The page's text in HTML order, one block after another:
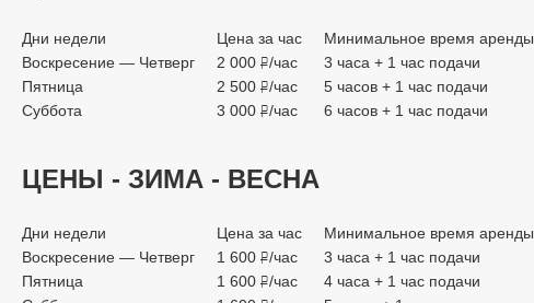
Дни недели Цена за час Минимальное время аренды
Воскресение — Четверг
Пятница
Суббота
2 000 руб.
/час
2 500 руб.
/час
3 000 руб.
/час
3 часа + 1 час подачи
5 часов + 1 час подачи
6 часов + 1 час подачи
ЦЕНЫ - ЗИМА - ВЕСНА
Дни недели Цена за час Минимальное время аренды
Воскресение — Четверг
Пятница
1 600 руб.
/час
1 600 руб.
/час
3 часа + 1 час подачи
4 часа + 1 час подачи